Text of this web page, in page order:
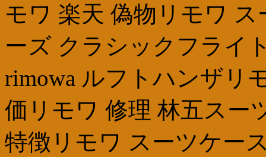
モワ 楽天 偽物リモワ
ーズ クラシックフライ
rimowa ルフトハンザリ
価リモワ 修理 林五スー
特徴リモワ スーツケー